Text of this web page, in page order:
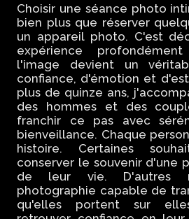
Choisir une séance photo
bien plus que réserver
un appareil photo. C'est
expérience
l'image devient un
confiance, d'émotion et
plus de quinze ans,
des hommes et des
franchir ce pas avec
bienveillance. Chaque
histoire. Certaines
conserver le souvenir d'une
de leur vie. D'autres
photographie capable de
qu'elles portent sur